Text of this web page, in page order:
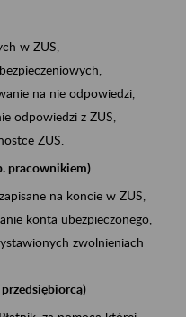
w ZUS,
na nie odpowiedzi,
odpowiedzi z ZUS,
ZUS.
pracownikiem)
na koncie w ZUS,
konta ubezpieczonego,
zwolnieniach
przedsiębiorcą)